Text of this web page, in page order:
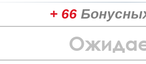
+ 66